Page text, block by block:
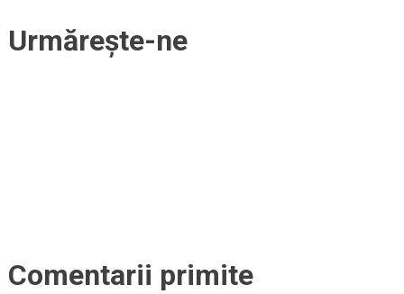
Urmărește-ne
Comentarii primite